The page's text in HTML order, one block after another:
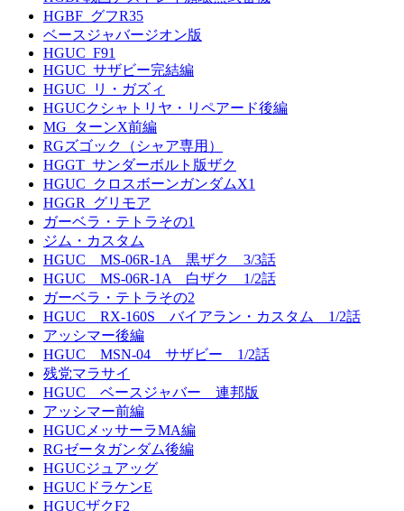
HGBF_グフR35
ベースジャバージオン版
HGUC_F91
HGUC_サザビー完結編
HGUC_リ・ガズィ
HGUCクシャトリヤ・リペアード後編
MG_ターンX前編
RGズゴック（シャア専用）
HGGT_サンダーボルト版ザク
HGUC_クロスボーンガンダムX1
HGGR_グリモア
ガーベラ・テトラその1
ジム・カスタム
HGUC MS-06R-1A 黒ザク 3/3話
HGUC MS-06R-1A 白ザク 1/2話
ガーベラ・テトラその2
HGUC RX-160S バイアラン・カスタム 1/2話
アッシマー後編
HGUC MSN-04 サザビー 1/2話
残党マラサイ
HGUC ベースジャバー 連邦版
アッシマー前編
HGUCメッサーラMA編
RGゼータガンダム後編
HGUCジュアッグ
HGUCドラケンE
HGUCザクF2